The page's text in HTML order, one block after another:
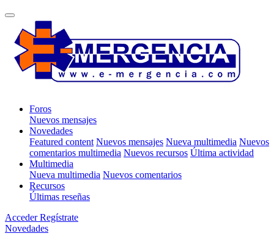
Foros
Nuevos mensajes
Novedades
Featured content Nuevos mensajes Nueva multimedia Nuevos
comentarios multimedia Nuevos recursos Última actividad
Multimedia
Nueva multimedia Nuevos comentarios
Recursos
Últimas reseñas
Acceder Regístrate
Novedades